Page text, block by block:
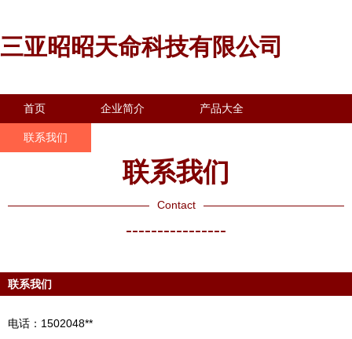
三亚昭昭天命科技有限公司
首页 企业简介 产品大全
联系我们
联系我们
Contact
----------------
联系我们
电话：1502048**